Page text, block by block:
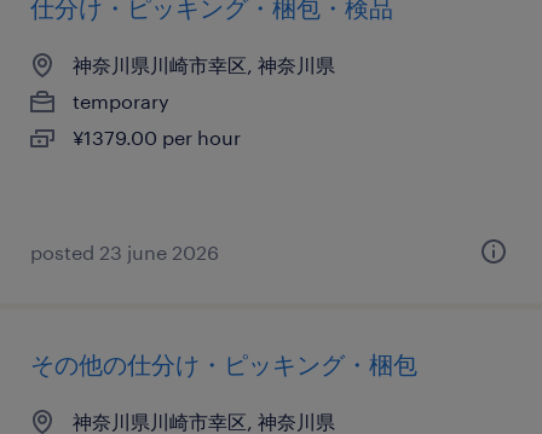
仕分け・ピッキング・梱包・検品
神奈川県川崎市幸区, 神奈川県
temporary
¥1379.00 per hour
posted 23 june 2026
その他の仕分け・ピッキング・梱包
神奈川県川崎市幸区, 神奈川県